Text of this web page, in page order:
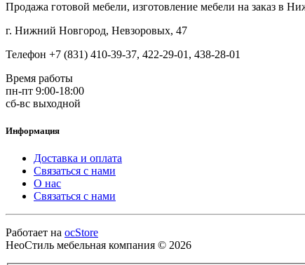
Продажа готовой мебели, изготовление мебели на заказ в
г. Нижний Новгород, Невзоровых, 47
Телефон +7 (831) 410-39-37, 422-29-01, 438-28-01
Время работы
пн-пт 9:00-18:00
сб-вс выходной
Информация
Доставка и оплата
Связаться с нами
О нас
Связаться с нами
Работает на ocStore
НеоСтиль мебельная компания © 2026